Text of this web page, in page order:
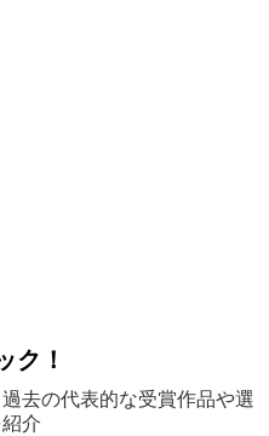
ク！
去の代表的な受賞作品や選
介